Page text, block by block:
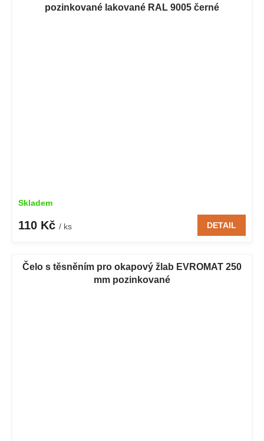
pozinkované lakované RAL 9005 černé
Skladem
110 Kč / ks DETAIL
Čelo s těsněním pro okapový žlab EVROMAT 250
mm pozinkované